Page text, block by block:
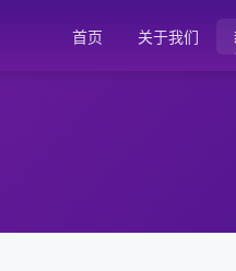
首页 关于我们